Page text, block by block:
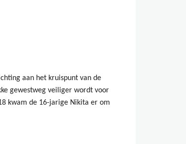
aan het kruispunt van de
gewestweg veiliger wordt voor
kwam de 16-jarige Nikita er om